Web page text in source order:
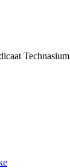
Technasium